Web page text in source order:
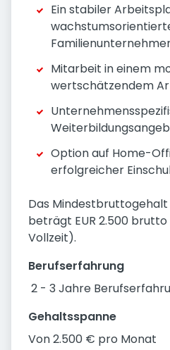
Ein stabiler
Mitarbeit in einem
wertschätzendem
Option auf Home-
erfolgreicher
Das Mindestbruttogehalt
beträgt EUR 2.500
Vollzeit).
Berufserfahrung
2 - 3 Jahre
Gehaltsspanne
Von 2.500 € pro Monat